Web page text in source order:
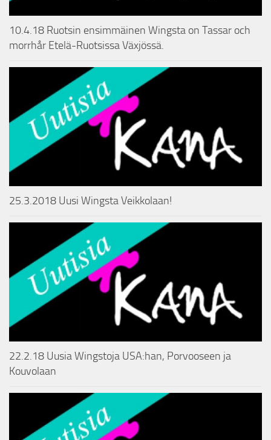
10.4.18 Ruotsin ensimmäinen Wingsta on Tassar och
morrhår Etelä-Ruotsissa Växjössä.
25.3.2018 Uusi Wingsta Veikkolaan!
22.2.18 Uusia Wingstoja USA:han, Porvooseen ja
Kouvolaan